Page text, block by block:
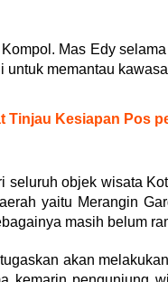
Mas Edy
memantau
Tinjau Kesiapan Pos
seluruh objek wisata
yaitu Merangin
masih belum
akan